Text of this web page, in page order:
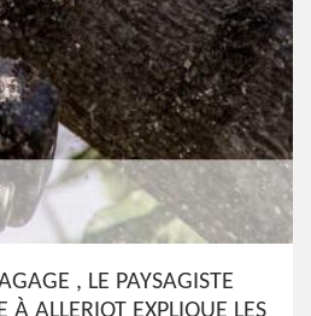
, LE PAYSAGISTE
À ALLERIOT EXPLIQUE LES